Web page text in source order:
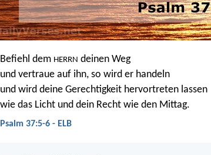
Befiehl dem HERRN deinen Weg
und vertraue auf ihn, so wird er handeln
und wird deine Gerechtigkeit hervortreten lassen
wie das Licht und dein Recht wie den Mittag.
Psalm 37:5-6 - ELB